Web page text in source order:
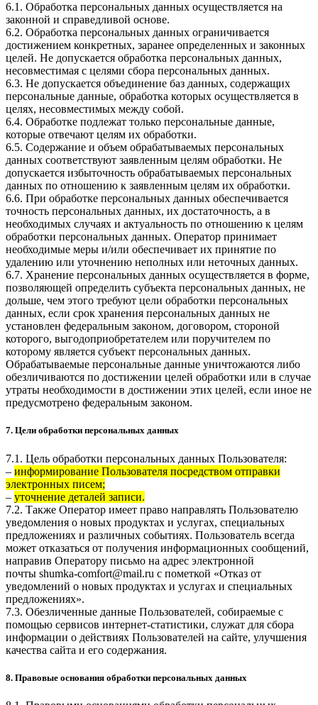
6.1. Обработка персональных данных осуществляется на
законной и справедливой основе.
6.2. Обработка персональных данных ограничивается
достижением конкретных, заранее определенных и законных
целей. Не допускается обработка персональных данных,
несовместимая с целями сбора персональных данных.
6.3. Не допускается объединение баз данных, содержащих
персональные данные, обработка которых осуществляется в
целях, несовместимых между собой.
6.4. Обработке подлежат только персональные данные,
которые отвечают целям их обработки.
6.5. Содержание и объем обрабатываемых персональных
данных соответствуют заявленным целям обработки. Не
допускается избыточность обрабатываемых персональных
данных по отношению к заявленным целям их обработки.
6.6. При обработке персональных данных обеспечивается
точность персональных данных, их достаточность, а в
необходимых случаях и актуальность по отношению к целям
обработки персональных данных. Оператор принимает
необходимые меры и/или обеспечивает их принятие по
удалению или уточнению неполных или неточных данных.
6.7. Хранение персональных данных осуществляется в форме,
позволяющей определить субъекта персональных данных, не
дольше, чем этого требуют цели обработки персональных
данных, если срок хранения персональных данных не
установлен федеральным законом, договором, стороной
которого, выгодоприобретателем или поручителем по
которому является субъект персональных данных.
Обрабатываемые персональные данные уничтожаются либо
обезличиваются по достижении целей обработки или в случае
утраты необходимости в достижении этих целей, если иное не
предусмотрено федеральным законом.
7. Цели обработки персональных данных
7.1. Цель обработки персональных данных Пользователя:
– информирование Пользователя посредством отправки
электронных писем;
– уточнение деталей записи.
7.2. Также Оператор имеет право направлять Пользователю
уведомления о новых продуктах и услугах, специальных
предложениях и различных событиях. Пользователь всегда
может отказаться от получения информационных сообщений,
направив Оператору письмо на адрес электронной
почты shumka-comfort@mail.ru с пометкой «Отказ от
уведомлений о новых продуктах и услугах и специальных
предложениях».
7.3. Обезличенные данные Пользователей, собираемые с
помощью сервисов интернет-статистики, служат для сбора
информации о действиях Пользователей на сайте, улучшения
качества сайта и его содержания.
8. Правовые основания обработки персональных данных